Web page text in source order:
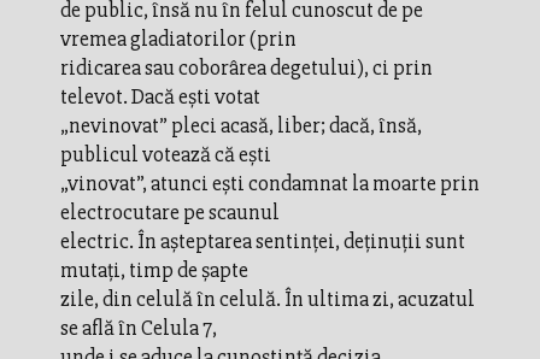
de public, însă nu în felul cunoscut de pe
vremea gladiatorilor (prin
ridicarea sau coborârea degetului), ci prin
televot. Dacă eşti votat
„nevinovat” pleci acasă, liber; dacă, însă,
publicul votează că eşti
„vinovat”, atunci eşti condamnat la moarte prin
electrocutare pe scaunul
electric. În aşteptarea sentinţei, deţinuţii sunt
mutaţi, timp de şapte
zile, din celulă în celulă. În ultima zi, acuzatul
se află în Celula 7,